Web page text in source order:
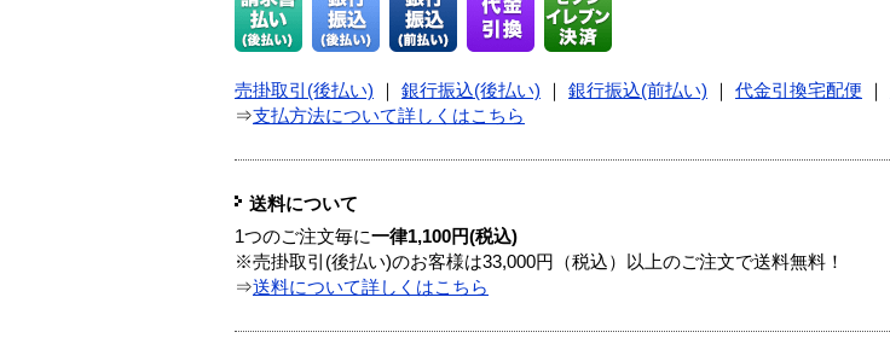
売掛取引(後払い) 銀行振込(後払い) 銀行振込(前払い) 代金引換宅配便
⇒支払方法について詳しくはこちら
送料について
1つのご注文毎に一律1,100円(税込)
※売掛取引(後払い)のお客様は33,000円（税込）以上のご注文で送料無料！
⇒送料について詳しくはこちら